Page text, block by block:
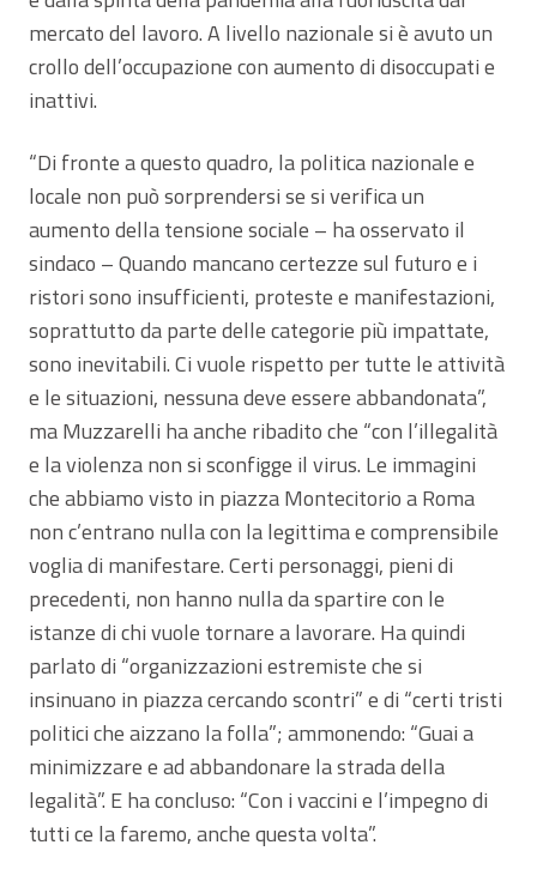
mercato del lavoro. A livello nazionale si è avuto un
crollo dell’occupazione con aumento di disoccupati e
inattivi.
“Di fronte a questo quadro, la politica nazionale e
locale non può sorprendersi se si verifica un
aumento della tensione sociale – ha osservato il
sindaco – Quando mancano certezze sul futuro e i
ristori sono insufficienti, proteste e manifestazioni,
soprattutto da parte delle categorie più impattate,
sono inevitabili. Ci vuole rispetto per tutte le attività
e le situazioni, nessuna deve essere abbandonata”,
ma Muzzarelli ha anche ribadito che “con l’illegalità
e la violenza non si sconfigge il virus. Le immagini
che abbiamo visto in piazza Montecitorio a Roma
non c’entrano nulla con la legittima e comprensibile
voglia di manifestare. Certi personaggi, pieni di
precedenti, non hanno nulla da spartire con le
istanze di chi vuole tornare a lavorare. Ha quindi
parlato di “organizzazioni estremiste che si
insinuano in piazza cercando scontri” e di “certi tristi
politici che aizzano la folla”; ammonendo: “Guai a
minimizzare e ad abbandonare la strada della
legalità”. E ha concluso: “Con i vaccini e l’impegno di
tutti ce la faremo, anche questa volta”.